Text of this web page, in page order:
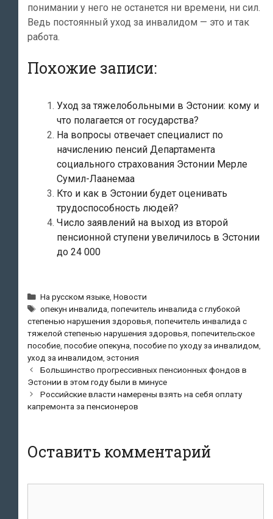
понимании у него не останется ни времени, ни сил.
Ведь постоянный уход за инвалидом — это и так
работа.
Похожие записи:
Уход за тяжелобольными в Эстонии: кому и
что полагается от государства?
На вопросы отвечает специалист по
начислению пенсий Департамента
социального страхования Эстонии Мерле
Сумил-Лаанемаа
Кто и как в Эстонии будет оценивать
трудоспособность людей?
Число заявлений на выход из второй
пенсионной ступени увеличилось в Эстонии
до 24 000
Рубрики
На русском языке ,Новости
Метки
опекун инвалида ,попечитель инвалида с глубокой
степенью нарушения здоровья попечитель инвалида с
тяжелой степенью нарушения здоровья попечительское
пособие пособие опекуна пособие по уходу за инвалидом
уход за инвалидом эстония
Навигация
по
записям
Большинство прогрессивных пенсионных фондов в
Эстонии в этом году были в минусе
Российские власти намерены взять на себя оплату
капремонта за пенсионеров
Оставить комментарий